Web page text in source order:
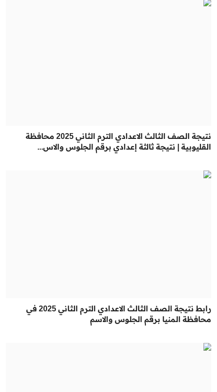
نتيجة الصف الثالث الاعدادي الترم الثاني 2025 محافظة
القليوبية | نتيجة ثالثة إعدادي برقم الجلوس والاس...
رابط نتيجة الصف الثالث الاعدادي الترم الثاني 2025 في
محافظة المنيا برقم الجلوس والاسم